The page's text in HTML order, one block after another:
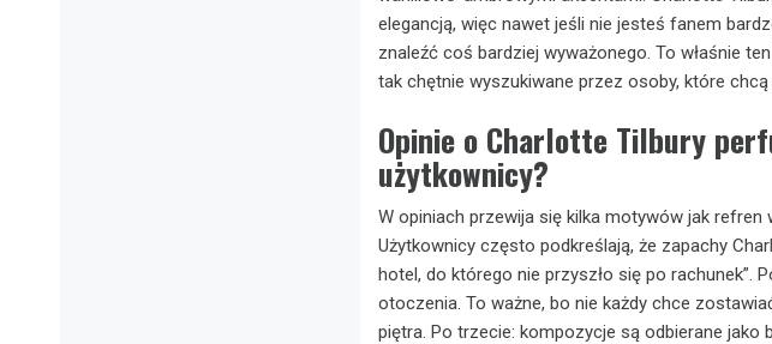
elegancją, więc nawet jeśli nie jesteś fanem
znaleźć coś bardziej wyważonego. To właśnie
tak chętnie wyszukiwane przez osoby, które chcą
Opinie o Charlotte Tilbury
użytkownicy?
W opiniach przewija się kilka motywów jak refren
Użytkownicy często podkreślają, że zapachy
hotel, do którego nie przyszło się po rachunek”.
otoczenia. To ważne, bo nie każdy chce
piętra. Po trzecie: kompozycje są odbierane jako